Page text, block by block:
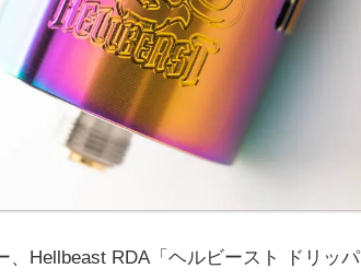
、Hellbeast RDA「ヘルビースト ドリッパ